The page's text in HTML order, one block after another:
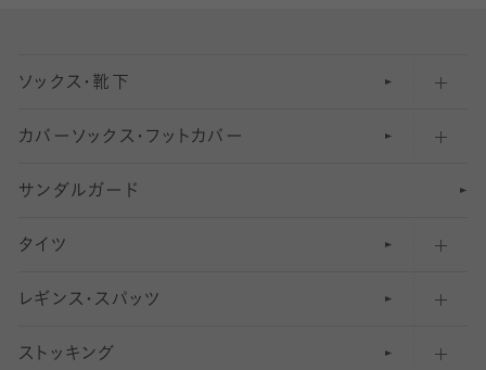
ソックス・靴下
五本指ソックス・靴下
足袋ソックス・靴下
無地・プレーンソックス・靴下
柄ソックス・靴下
スニーカー（くるぶし）用ソックス
カバーソックス・フットカバー
フットカバー・カバーソックス（深め）
フットカバー・カバーソックス（ふつう）
フットカバー・カバーソックス（浅め）
サンダルガード
タイツ
30デニール以下のタイツ（薄手タイツ）
31〜40デニールタイツ
レギンス・スパッツ
柄レギンス
ストッキング